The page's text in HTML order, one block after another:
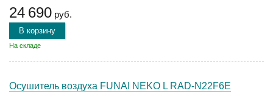
24 690 руб.
В корзину
На складе
Осушитель воздуха FUNAI NEKO L RAD-N22F6E